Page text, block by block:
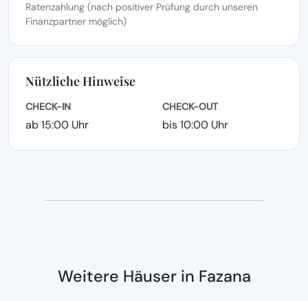
Ratenzahlung (nach positiver Prüfung durch unseren
Finanzpartner möglich)
Nützliche Hinweise
CHECK-IN
ab 15:00 Uhr
CHECK-OUT
bis 10:00 Uhr
Weitere Häuser in Fazana